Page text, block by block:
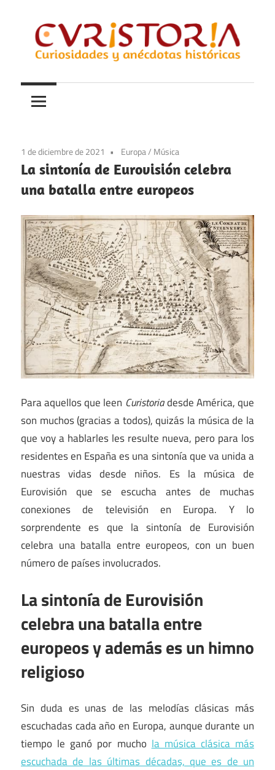
contenido
Curistoria
y
anécdotas
historia
1 de diciembre de 2021 Europa/ Música
La sintonía de Eurovisión celebra
una batalla entre europeos
Para aquellos que leen Curistoriadesde América, que
son muchos (gracias a todos), quizás la música de la
que voy a hablarles les resulte nueva, pero para los
residentes en España es una sintonía que va unida a
nuestras vidas desde niños. Es la música de
Eurovisión que se escucha antes de muchas
conexiones de televisión en Europa. Y lo
sorprendente es que la sintonía de Eurovisión
celebra una batalla entre europeos, con un buen
número de países involucrados.
La sintonía de Eurovisión
celebra una batalla entre
europeos y además es un himno
religioso
Sin duda es unas de las melodías clásicas más
escuchadas cada año en Europa, aunque durante un
tiempo le ganó por mucho la música clásica más
escuchada de las últimas décadas, que es de un